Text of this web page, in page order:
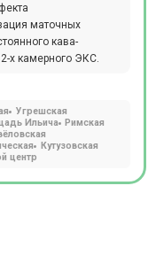
маточных
кава-
х камерного ЭКС.
Угрешская
Ильича
Римская
Кутузовская
центр